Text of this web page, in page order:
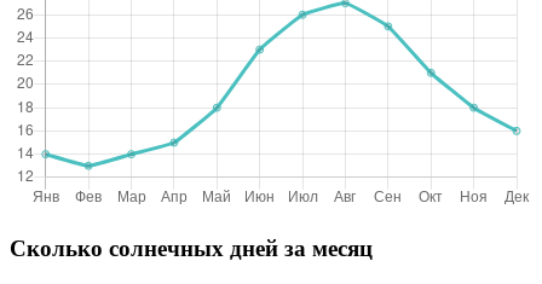
Сколько солнечных дней за месяц